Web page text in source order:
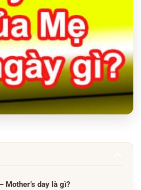
Mother’s day là gì?